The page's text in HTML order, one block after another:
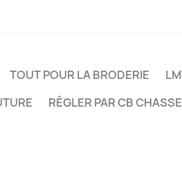
TOUT POUR LA BRODERIE
RÉGLER PAR CB